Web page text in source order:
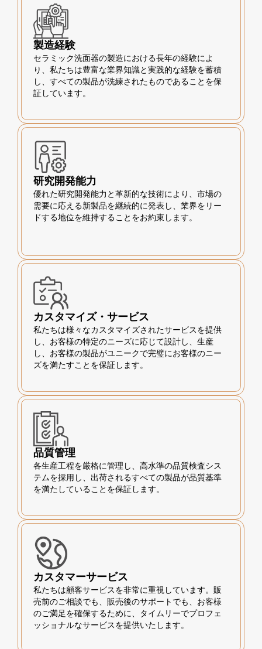
製造経験
セラミック洗面器の製造における長年の経験によ
り、私たちは豊富な業界知識と実践的な経験を蓄積
し、すべての製品が洗練されたものであることを保
証しています。
研究開発能力
優れた研究開発能力と革新的な技術により、市場の
需要に応える新製品を継続的に発表し、業界をリー
ドする地位を維持することをお約束します。
カスタマイズ・サービス
私たちは様々なカスタマイズされたサービスを提供
し、お客様の特定のニーズに応じて設計し、生産
し、お客様の製品がユニークで完璧にお客様のニー
ズを満たすことを保証します。
品質管理
各生産工程を厳格に管理し、高水準の品質検査シス
テムを採用し、出荷されるすべての製品が品質基準
を満たしていることを保証します。
カスタマーサービス
私たちは顧客サービスを非常に重視しています。販
売前のご相談でも、販売後のサポートでも、お客様
のご満足を確保するために、タイムリーでプロフェ
ッショナルなサービスを提供いたします。